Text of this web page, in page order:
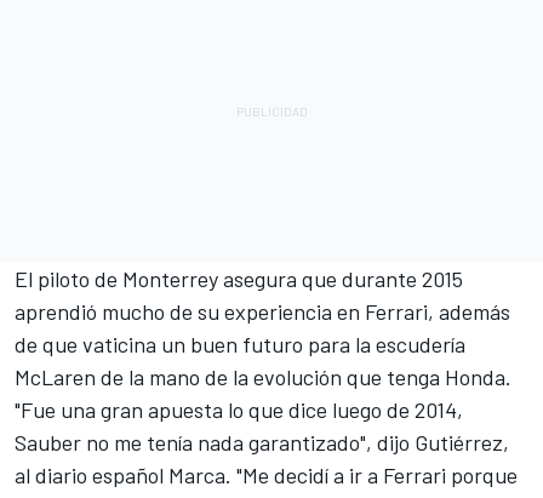
El piloto de Monterrey asegura que durante 2015
aprendió mucho de su experiencia en Ferrari, además
de que vaticina un buen futuro para la escudería
McLaren de la mano de la evolución que tenga Honda.
"Fue una gran apuesta lo que dice luego de 2014,
Sauber no me tenía nada garantizado", dijo Gutiérrez,
al diario español Marca. "Me decidí a ir a Ferrari porque